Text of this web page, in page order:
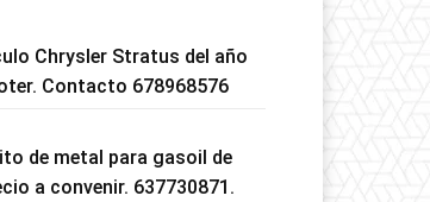
Chrysler Stratus del año
Contacto 678968576
de metal para gasoil de
a convenir. 637730871.